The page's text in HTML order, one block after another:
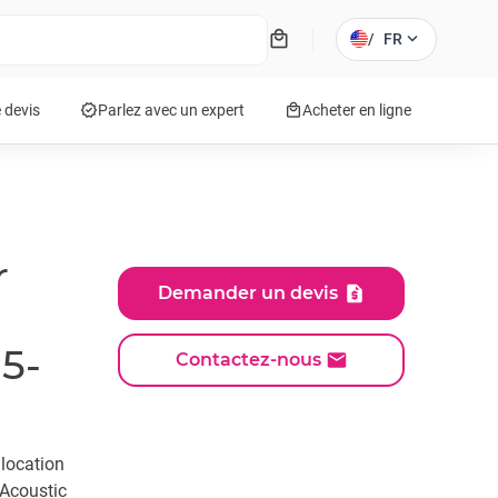
local_mall / FR expand_more
devis verifiedParlez avec un expert local_mallAcheter en ligne
Demander un devis
Contactez-nous